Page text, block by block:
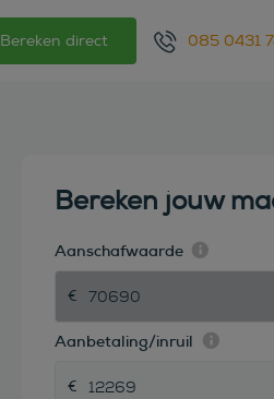
Bereken direct 085 0431
Bereken jouw
Aanschafwaarde
Aanbetaling/inruil